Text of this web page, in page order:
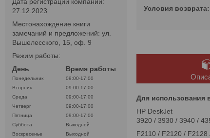
Для использования
HP DeskJet
3920 / 3930 / 3940 /
F2110 / F2120 /
27.12.2023
Местонахождение книги
замечаний и предложений: ул.
Вышелесского, 15, оф. 9
Режим работы:
День
Время работы
Понедельник
09:00-17:00
Вторник
09:00-17:00
Среда
09:00-17:00
Четверг
09:00-17:00
Пятница
09:00-17:00
Суббота
Выходной
Воскресенье
Выходной